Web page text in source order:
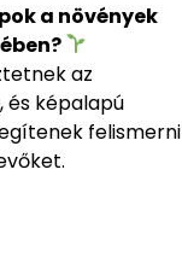
a növények
az
és képalapú
felismerni